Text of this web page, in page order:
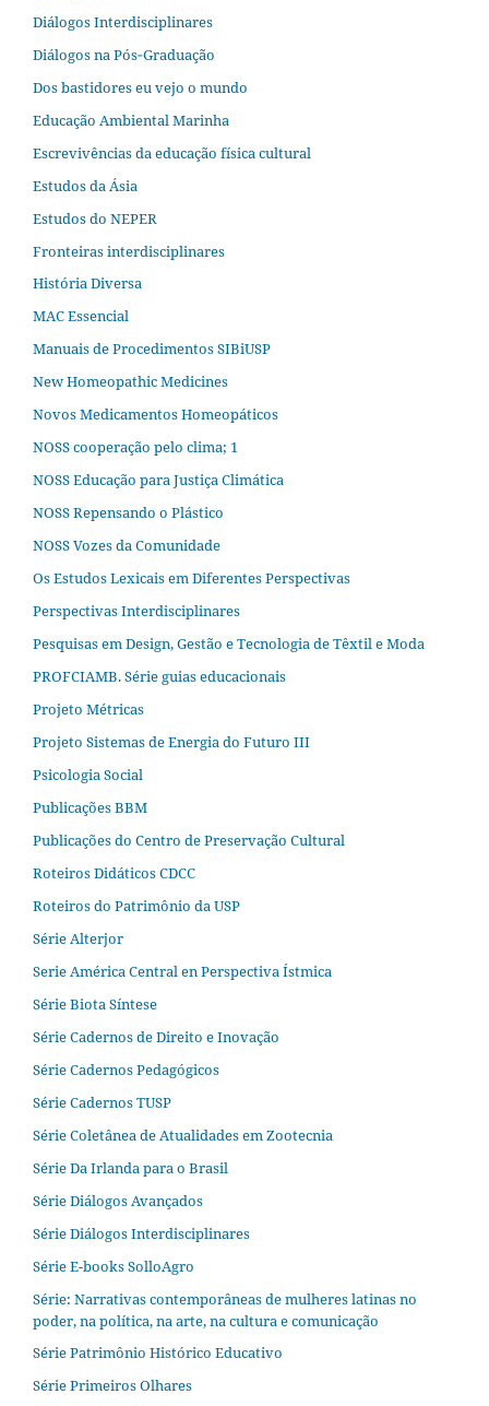
Diálogos Interdisciplinares
Diálogos na Pós‐Graduação
Dos bastidores eu vejo o mundo
Educação Ambiental Marinha
Escrevivências da educação física cultural
Estudos da Ásia​
Estudos do NEPER
Fronteiras interdisciplinares
História Diversa
MAC Essencial
Manuais de Procedimentos SIBiUSP
New Homeopathic Medicines
Novos Medicamentos Homeopáticos
NOSS cooperação pelo clima; 1
NOSS Educação para Justiça Climática
NOSS Repensando o Plástico
NOSS Vozes da Comunidade
Os Estudos Lexicais em Diferentes Perspectivas
Perspectivas Interdisciplinares
Pesquisas em Design, Gestão e Tecnologia de Têxtil e Moda
PROFCIAMB. Série guias educacionais
Projeto Métricas
Projeto Sistemas de Energia do Futuro III
Psicologia Social
Publicações BBM
Publicações do Centro de Preservação Cultural
Roteiros Didáticos CDCC
Roteiros do Patrimônio da USP
Série Alterjor
Serie América Central en Perspectiva Ístmica
Série Biota Síntese
Série Cadernos de Direito e Inovação
Série Cadernos Pedagógicos
Série Cadernos TUSP
Série Coletânea de Atualidades em Zootecnia
Série Da Irlanda para o Brasil
Série Diálogos Avançados
Série Diálogos Interdisciplinares
Série E-books SolloAgro
Série: Narrativas contemporâneas de mulheres latinas no
poder, na política, na arte, na cultura e comunicação
Série Patrimônio Histórico Educativo
Série Primeiros Olhares